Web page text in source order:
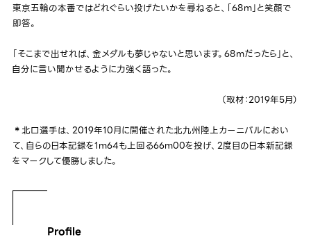
東京五輪の本番ではどれぐらい投げたいかを尋ねると、「68m」と笑顔で
即答。
「そこまで出せれば、金メダルも夢じゃないと思います。68mだったら」と、
自分に言い聞かせるように力強く語った。
（取材：2019年5月）
＊ 北口選手は、2019年10月に開催された北九州陸上カーニバルにおい
て、自らの日本記録を1m64も上回る66m00を投げ、2度目の日本新記録
をマークして優勝しました。
Profile